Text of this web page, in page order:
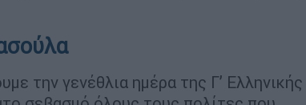
την γενέθλια ημέρα της Γ’ Ελληνικής